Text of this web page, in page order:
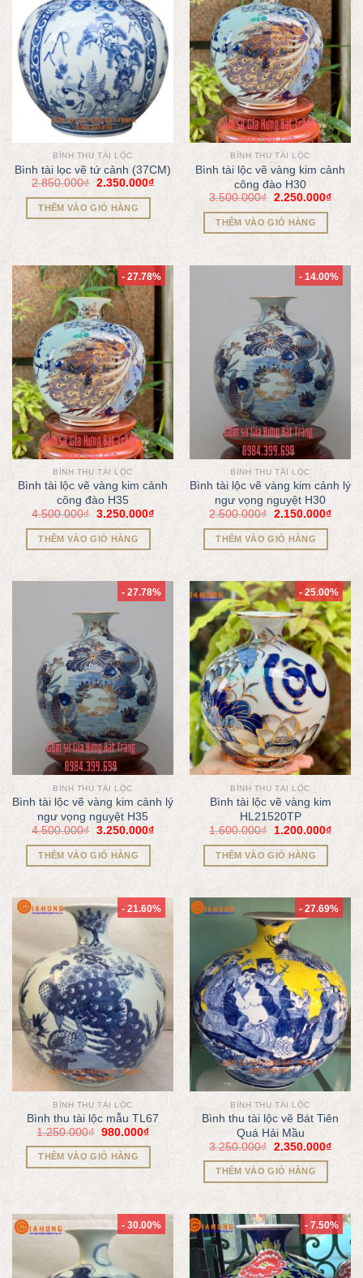
BÌNH THU TÀI LỘC
Bình tài lọc vẽ tứ cảnh (37CM)
2.850.000₫ 2.350.000₫
THÊM VÀO GIỎ HÀNG
BÌNH THU TÀI LỘC
Bình tài lộc vẽ vàng kim cảnh
công đào H30
3.500.000₫ 2.250.000₫
THÊM VÀO GIỎ HÀNG
- 27.78%
BÌNH THU TÀI LỘC
Bình tài lộc vẽ vàng kim cảnh
công đào H35
4.500.000₫ 3.250.000₫
THÊM VÀO GIỎ HÀNG
- 14.00%
BÌNH THU TÀI LỘC
Bình tài lộc vẽ vàng kim cảnh lý
ngư vọng nguyệt H30
2.500.000₫ 2.150.000₫
THÊM VÀO GIỎ HÀNG
- 27.78%
BÌNH THU TÀI LỘC
Bình tài lộc vẽ vàng kim cảnh lý
ngư vọng nguyệt H35
4.500.000₫ 3.250.000₫
THÊM VÀO GIỎ HÀNG
- 25.00%
BÌNH THU TÀI LỘC
Bình tài lộc vẽ vàng kim
HL21520TP
1.600.000₫ 1.200.000₫
THÊM VÀO GIỎ HÀNG
- 21.60%
BÌNH THU TÀI LỘC
Bình thu tài lộc mẫu TL67
1.250.000₫ 980.000₫
THÊM VÀO GIỎ HÀNG
- 27.69%
BÌNH THU TÀI LỘC
Bình thu tài lộc vẽ Bát Tiên
Quá Hải Mầu
3.250.000₫ 2.350.000₫
THÊM VÀO GIỎ HÀNG
- 30.00% - 7.50%